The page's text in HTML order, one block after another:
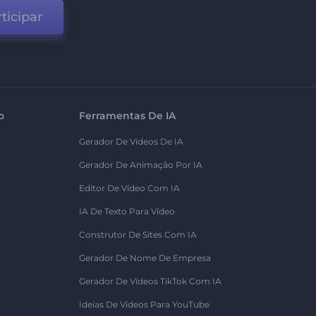
Ferramentas De IA
Gerador De Vídeos De IA
Gerador De Animação Por IA
Editor De Vídeo Com IA
IA De Texto Para Vídeo
Construtor De Sites Com IA
Gerador De Nome De Empresa
Gerador De Vídeos TikTok Com IA
Ideias De Vídeos Para YouTube